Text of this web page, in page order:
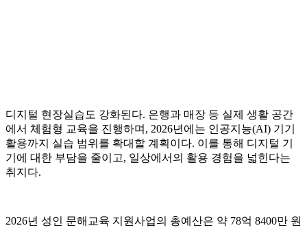
디지털 현장실습도 강화된다. 은행과 매장 등 실제 생활 공간
에서 체험형 교육을 진행하며, 2026년에는 인공지능(AI) 기기
활용까지 실습 범위를 확대할 계획이다. 이를 통해 디지털 기
기에 대한 부담을 줄이고, 일상에서의 활용 경험을 넓힌다는
취지다.
2026년 성인 문해교육 지원사업의 총예산은 약 78억 8400만 원